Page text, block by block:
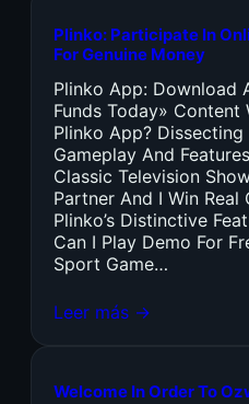
Plinko: Participate In
For Genuine Money
Plinko App: Download
Funds Today»
Plinko App? Dissecting
Gameplay And
Classic Television
Partner And I Win Real
Plinko’s Distinctive
Can I Play Demo For
Sport Game…
Leer más →
Welcome In Order To